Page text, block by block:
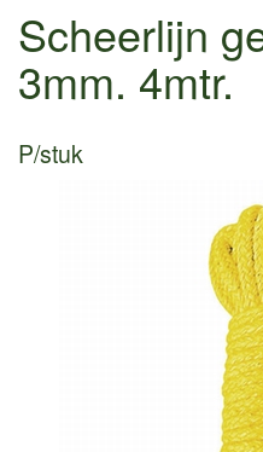
Scheerlijn
3mm. 4mtr.
P/stuk